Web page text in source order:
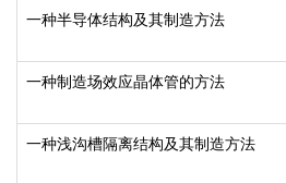
一种半导体结构及其制造方法
一种制造场效应晶体管的方法
一种浅沟槽隔离结构及其制造方法